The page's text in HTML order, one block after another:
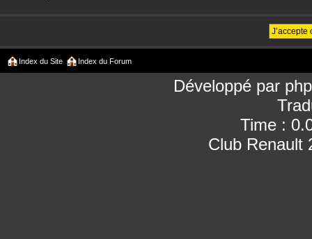
Index du Site Index du Forum
Développé par
Time :
Club Renault